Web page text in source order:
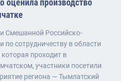
оценила производство
Смешанной Российско-
по сотрудничеству в области
проходит в
участники посетили
региона — Тымлатский